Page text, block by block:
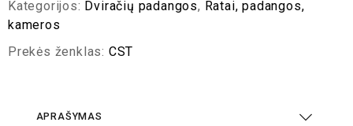
Kategorijos: Dviračių padangos, Ratai, padangos,
kameros
Prekės ženklas: CST
APRAŠYMAS